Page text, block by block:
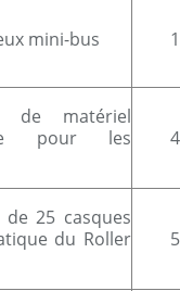
mini-bus
de matériel
pour les
25 casques
du Roller